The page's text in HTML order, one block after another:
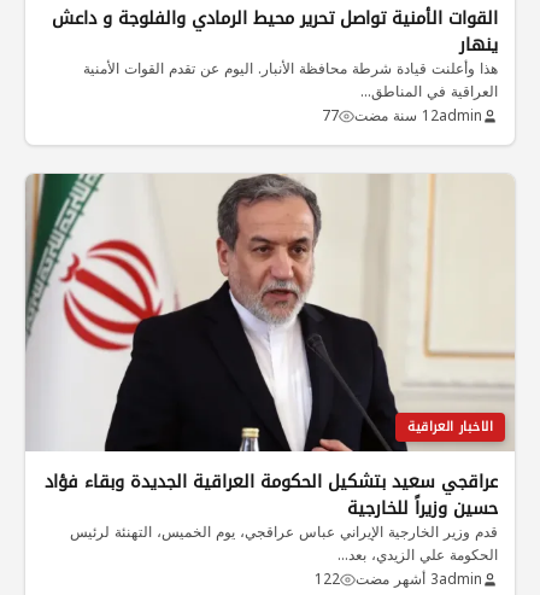
القوات الأمنية تواصل تحرير محيط الرمادي والفلوجة و داعش
ينهار
هذا وأعلنت قيادة شرطة محافظة الأنبار. اليوم عن تقدم القوات الأمنية
العراقية في المناطق…
admin12 سنة مضت 77
الاخبار العراقية
عراقجي سعيد بتشكيل الحكومة العراقية الجديدة وبقاء فؤاد
حسين وزيراً للخارجية
قدم وزير الخارجية الإيراني عباس عراقجي، يوم الخميس، التهنئة لرئيس
الحكومة علي الزيدي، بعد…
admin3 أشهر مضت 122